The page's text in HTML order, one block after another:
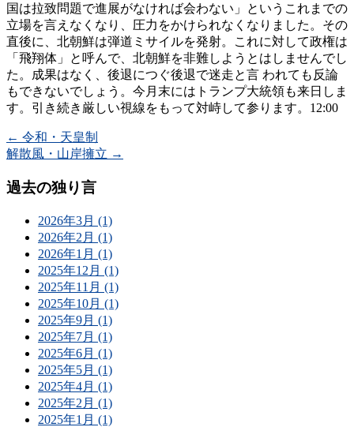
国は拉致問題で進展がなければ会わない」というこれまでの
立場を言えなくなり、圧力をかけられなくなりました。その
直後に、北朝鮮は弾道ミサイルを発射。これに対して政権は
「飛翔体」と呼んで、北朝鮮を非難しようとはしませんでし
た。成果はなく、後退につぐ後退で迷走と言 われても反論
もできないでしょう。今月末にはトランプ大統領も来日しま
す。引き続き厳しい視線をもって対峙して参ります。12:00
← 令和・天皇制
解散風・山岸擁立 →
過去の独り言
2026年3月 (1)
2026年2月 (1)
2026年1月 (1)
2025年12月 (1)
2025年11月 (1)
2025年10月 (1)
2025年9月 (1)
2025年7月 (1)
2025年6月 (1)
2025年5月 (1)
2025年4月 (1)
2025年2月 (1)
2025年1月 (1)